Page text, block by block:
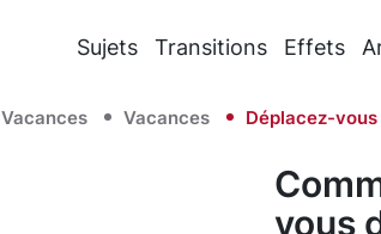
Sujets Transitions Effets
Vacances Vacances Déplacez-
vous